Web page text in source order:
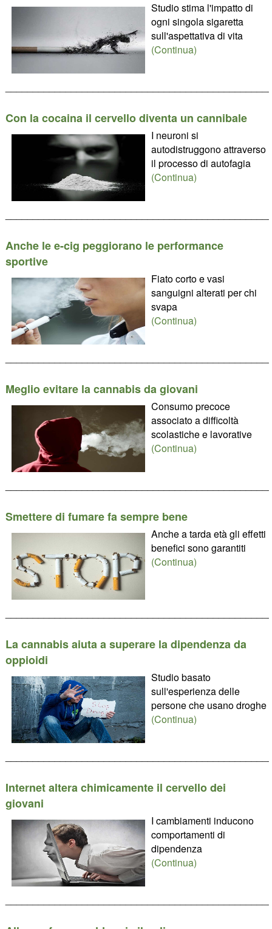
Studio stima l'impatto di
ogni singola sigaretta
sull'aspettativa di vita
(Continua)
Con la cocaina il cervello diventa un cannibale
I neuroni si
autodistruggono attraverso
il processo di autofagia
(Continua)
Anche le e-cig peggiorano le performance
sportive
Fiato corto e vasi
sanguigni alterati per chi
svapa
(Continua)
Meglio evitare la cannabis da giovani
Consumo precoce
associato a difficoltà
scolastiche e lavorative
(Continua)
Smettere di fumare fa sempre bene
Anche a tarda età gli effetti
benefici sono garantiti
(Continua)
La cannabis aiuta a superare la dipendenza da
oppioidi
Studio basato
sull'esperienza delle
persone che usano droghe
(Continua)
Internet altera chimicamente il cervello dei
giovani
I cambiamenti inducono
comportamenti di
dipendenza
(Continua)